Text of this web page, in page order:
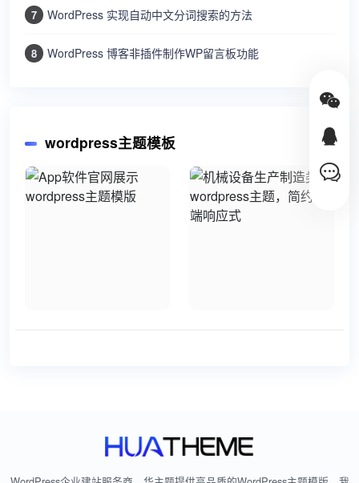
7 WordPress 实现自动中文分词搜索的方法
8 WordPress 博客非插件制作WP留言板功能
wordpress主题模板